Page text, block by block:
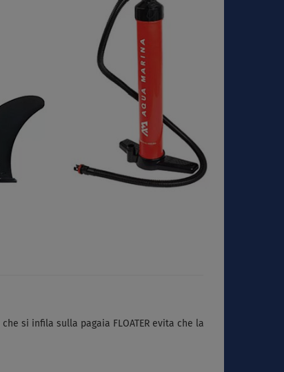
che si infila sulla pagaia FLOATER evita che la